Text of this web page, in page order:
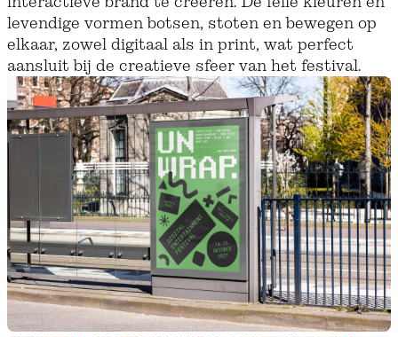
levendige vormen botsen, stoten en bewegen op
elkaar, zowel digitaal als in print, wat perfect
aansluit bij de creatieve sfeer van het festival.